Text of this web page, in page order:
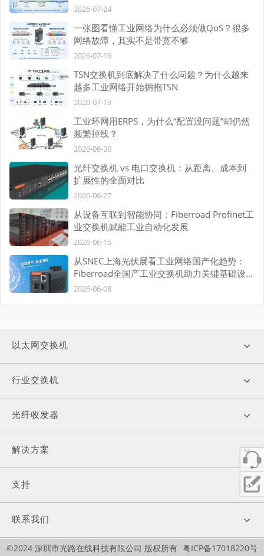
2026-07-24
一张图看懂工业网络为什么必须做QoS？很多
网络故障，其实不是带宽不够
2026-07-16
TSN交换机到底解决了什么问题？为什么越来
越多工业网络开始拥抱TSN
2026-07-13
工业环网用ERPS，为什么“配置没问题”却仍然
频繁掉线？
2026-06-30
光纤交换机 vs 电口交换机：从距离、成本到
扩展性的全面对比
2026-06-27
从设备互联到智能协同：Fiberroad Profinet工
业交换机赋能工业自动化发展
2026-06-15
从SNEC上海光伏展看工业网络国产化趋势：
Fiberroad全国产工业交换机助力关键基础设施
自主可控
2026-06-08
以太网交换机
行业交换机
光纤收发器
解决方案
支持
联系我们
©2024 深圳市光路在线科技有限公司 版权所有 粤ICP备17018220号